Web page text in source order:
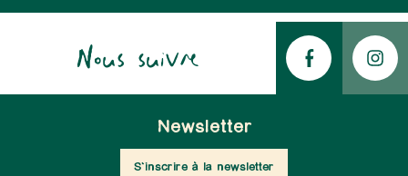
Nous suivre
Newsletter
S'inscrire à la newsletter